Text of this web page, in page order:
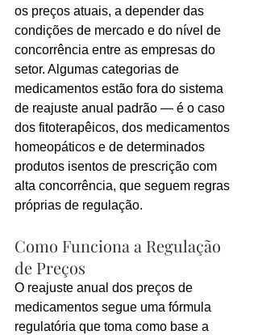
os preços atuais, a depender das
condições de mercado e do nível de
concorrência entre as empresas do
setor. Algumas categorias de
medicamentos estão fora do sistema
de reajuste anual padrão — é o caso
dos fitoterapêicos, dos medicamentos
homeopáticos e de determinados
produtos isentos de prescrição com
alta concorrência, que seguem regras
próprias de regulação.
Como Funciona a Regulação
de Preços
O reajuste anual dos preços de
medicamentos segue uma fórmula
regulatória que toma como base a